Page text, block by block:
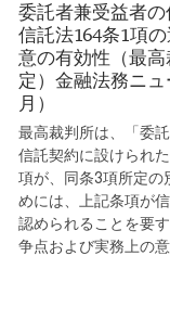
委託者兼受益者
信託法164条1項
意の有効性（最
定）金融法務ニ
月）
最高裁判所は、「委
信託契約に設けられ
項が、同条3項所定の
めには、上記条項が
認められることを要
争点および実務上の